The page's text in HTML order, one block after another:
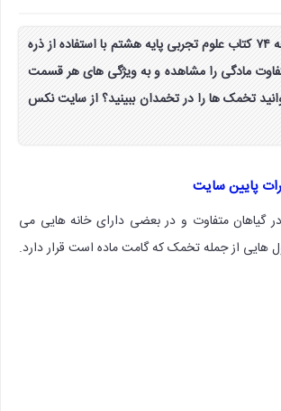
جواب فعالیت صفحه ۷۴ کتاب علوم تجربی پایه هشتم با استفاده از ذره
مادگی را مشاهده و به ویژگی های هر قسمت
تخمک ها را در تخمدان ببینید؟ از سایت نکس
پایین سایت
گیاهان متفاوت و در بعضی دارای خانه هایی می
هایی از جمله تخمک که گامت ماده است قرار دارد.